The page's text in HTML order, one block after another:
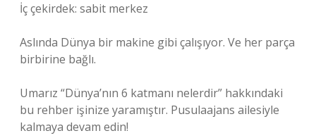
İç çekirdek: sabit merkez
Aslında Dünya bir makine gibi çalışıyor. Ve her parça
birbirine bağlı.
Umarız “Dünya’nın 6 katmanı nelerdir” hakkındaki
bu rehber işinize yaramıştır. Pusulaajans ailesiyle
kalmaya devam edin!